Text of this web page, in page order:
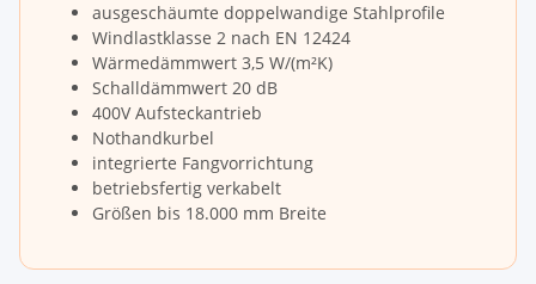
ausgeschäumte doppelwandige Stahlprofile
Windlastklasse 2 nach EN 12424
Wärmedämmwert 3,5 W/(m²K)
Schalldämmwert 20 dB
400V Aufsteckantrieb
Nothandkurbel
integrierte Fangvorrichtung
betriebsfertig verkabelt
Größen bis 18.000 mm Breite